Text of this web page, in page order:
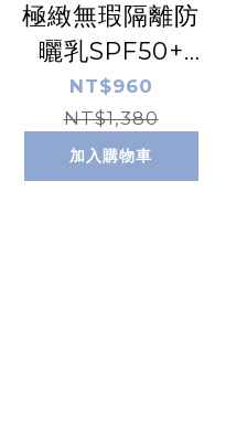
極緻無瑕隔離防
曬乳SPF50+
☆☆☆☆
【膚】50ml
NT$960
NT$1,380
加入購物車